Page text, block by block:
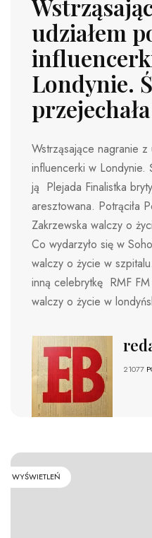
udziałem
Londynie.
Wstrząsające nagranie z
influencerki w Londynie.
ją Plejada Finalistka
aresztowana. Potrąciła
Zakrzewska walczy o
Co wydarzyło się w
walczy o życie w
inną celebrytkę RMF
walczy o życie w
21077
WYŚWIETLEŃ